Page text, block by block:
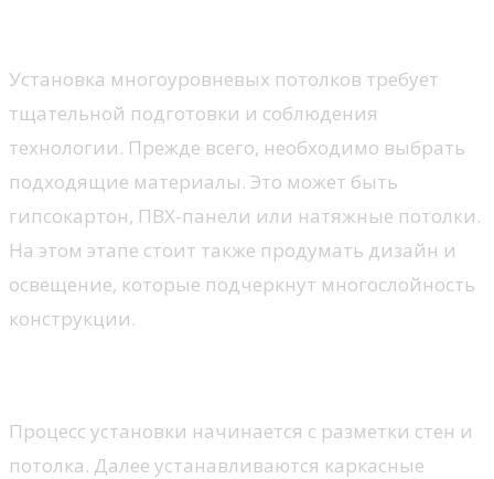
Установка многоуровневых потолков требует
тщательной подготовки и соблюдения
технологии. Прежде всего, необходимо выбрать
подходящие материалы. Это может быть
гипсокартон, ПВХ-панели или натяжные потолки.
На этом этапе стоит также продумать дизайн и
освещение, которые подчеркнут многослойность
конструкции.
Процесс установки начинается с разметки стен и
потолка. Далее устанавливаются каркасные